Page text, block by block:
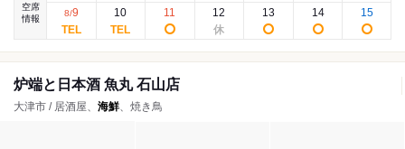
空席
情報
8/9 10 11 12 13 14 15
炉端と日本酒 魚丸 石山店
大津市 / 居酒屋、 海鮮、焼き鳥